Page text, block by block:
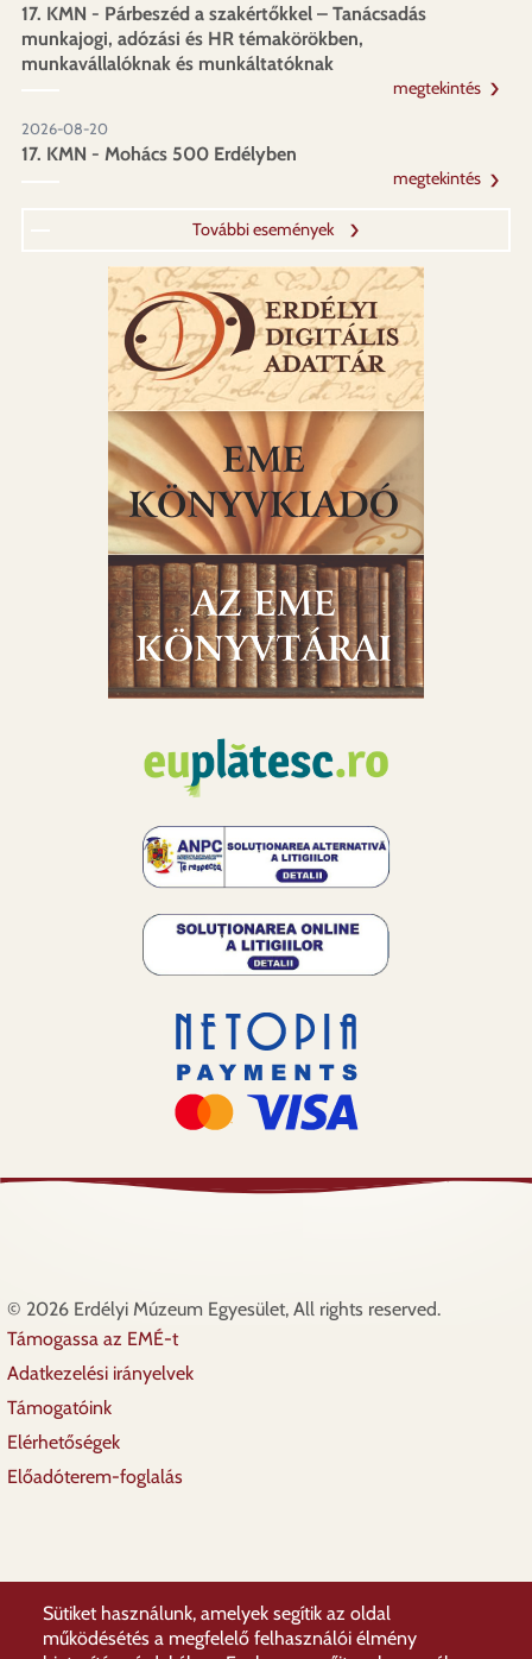
17. KMN - Párbeszéd a szakértőkkel – Tanácsadás
munkajogi, adózási és HR témakörökben,
munkavállalóknak és munkáltatóknak
megtekintés
2026-08-20
17. KMN - Mohács 500 Erdélyben
megtekintés
További események
© 2026 Erdélyi Múzeum Egyesület, All rights reserved.
Lábléc
Támogassa az EMÉ-t
Adatkezelési irányelvek
Támogatóink
Elérhetőségek
Előadóterem-foglalás
Sütiket használunk, amelyek segítik az oldal
működésétés a megfelelő felhasználói élmény